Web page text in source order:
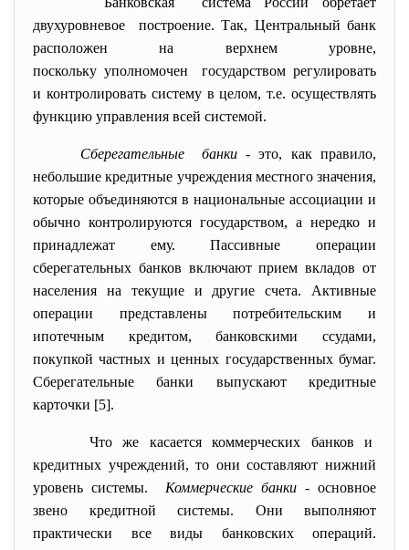
двухуровневое построение. Так, Центральный банк
расположен на верхнем уровне,
поскольку уполномочен государством регулировать
и контролировать систему в целом, т.е. осуществлять
функцию управления всей системой.
Сберегательные банки- это, как правило,
небольшие кредитные учреждения местного значения,
которые объединяются в национальные ассоциации и
обычно контролируются государством, а нередко и
принадлежат ему. Пассивные операции
сберегательных банков включают прием вкладов от
населения на текущие и другие счета. Активные
операции представлены потребительским и
ипотечным кредитом, банковскими ссудами,
покупкой частных и ценных государственных бумаг.
Сберегательные банки выпускают кредитные
карточки [5].
Что же касается коммерческих банков и
кредитных учреждений, то они составляют нижний
уровень системы. Коммерческие банки- основное
звено кредитной системы. Они выполняют
практически все виды банковских операций.